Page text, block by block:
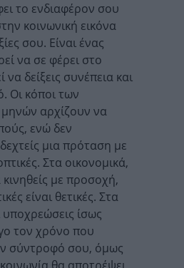
το ενδιαφέρον σου
κοινωνική εικόνα
σου. Είναι ένας
να σε φέρει στο
να δείξεις συνέπεια και
Οι κόποι των
αρχίζουν να
ενώ δεν
μια πρόταση με
Στα οικονομικά,
κινηθείς με προσοχή,
είναι θετικές. Στα
υποχρεώσεις ίσως
τον χρόνο που
σύντροφό σου, όμως